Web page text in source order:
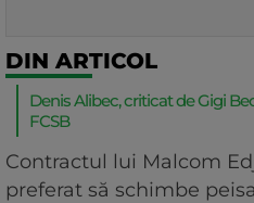
DIN ARTICOL
Denis Alibec, criticat de Gigi
FCSB
Contractul lui Malcom
preferat să schimbe